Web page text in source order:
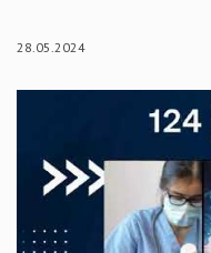
28.05.2024